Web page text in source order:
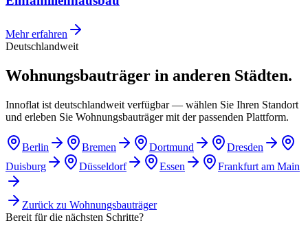
Mehr erfahren
Deutschlandweit
Wohnungsbauträger in anderen Städten.
Innoflat ist deutschlandweit verfügbar — wählen Sie Ihren Standort
und erleben Sie Wohnungsbauträger mit der passenden Plattform.
Berlin Bremen Dortmund
Dresden
Duisburg
Düsseldorf Essen Frankfurt am Main
Zurück zu Wohnungsbauträger
Bereit für die nächsten Schritte?